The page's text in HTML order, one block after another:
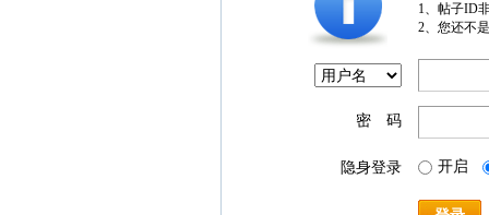
1、帖子ID
2、您还不
密 码
隐身登录 开启